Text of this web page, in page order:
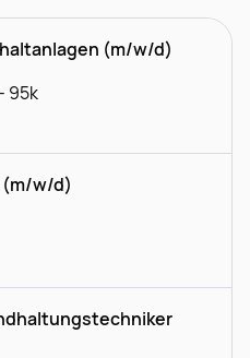
(m/w/d)
95k
w/d)